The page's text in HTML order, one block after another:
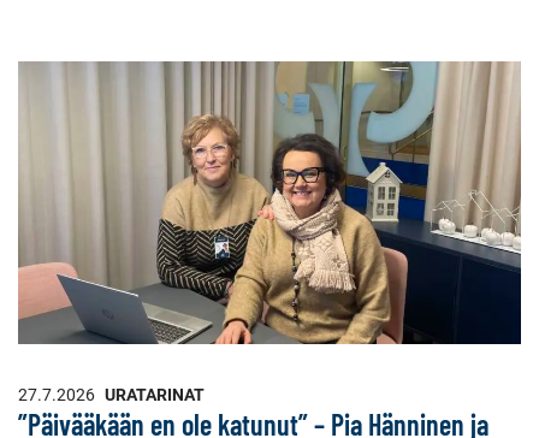
27.7.2026 URATARINAT
”Päivääkään en ole katunut” – Pia Hänninen ja